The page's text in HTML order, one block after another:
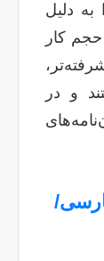
به دلیل
حجم کار
و در